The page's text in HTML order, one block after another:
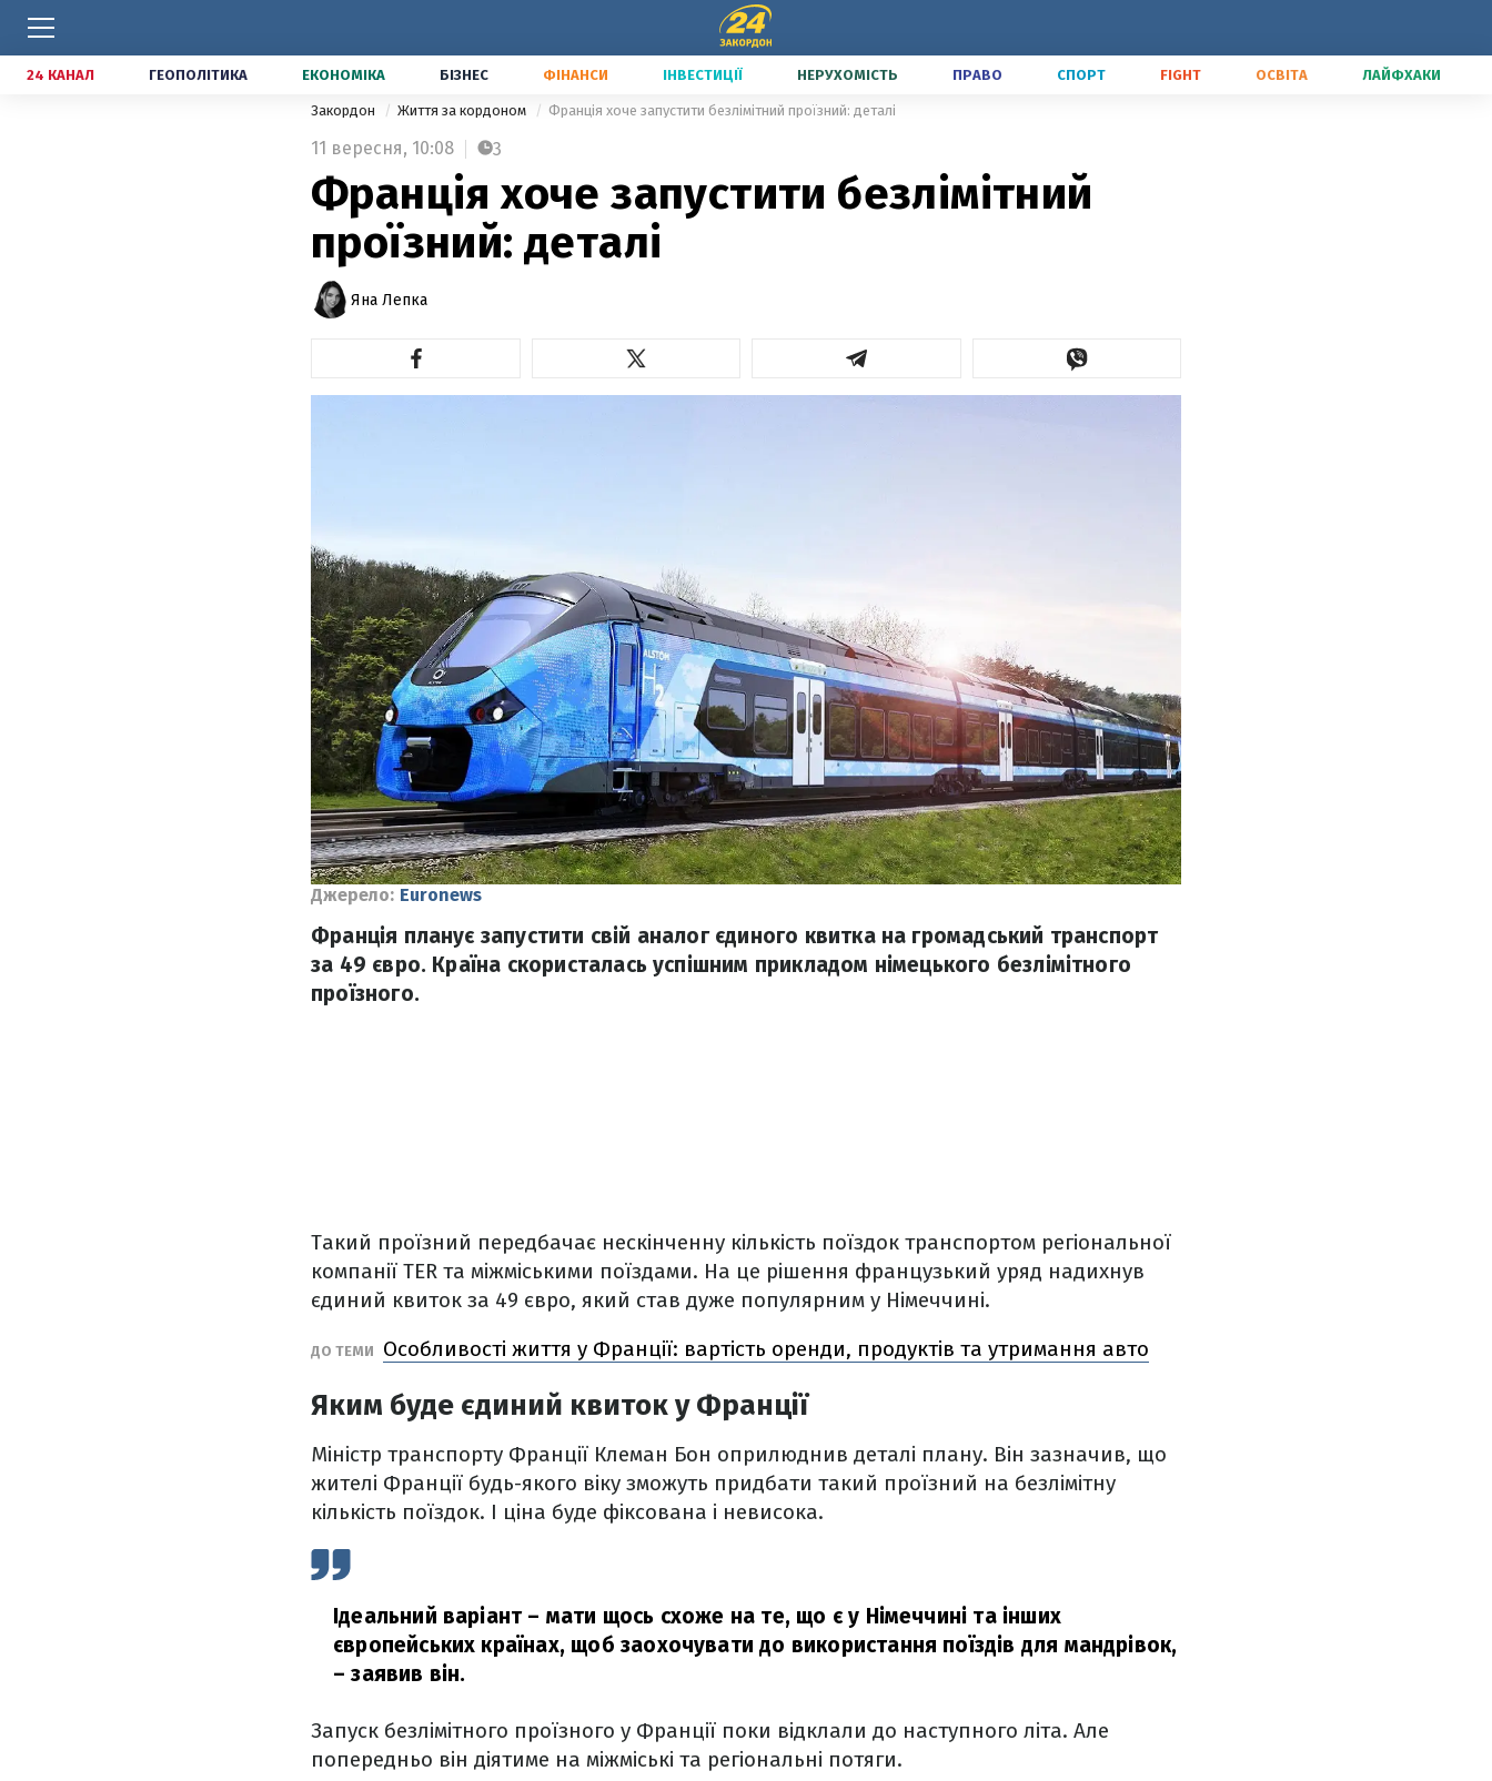
24 КАНАЛ ГЕОПОЛІТИКА ЕКОНОМІКА БІЗНЕС ФІНАНСИ ІНВЕСТИЦІЇ НЕРУХОМІСТЬ ПРАВО СПОРТ FIGHT ОСВІТА ЛАЙФХАКИ
Закордон Життя за кордоном Франція хоче запустити безлімітний проїзний: деталі
11 вересня, 10:08 3
Франція хоче запустити безлімітний
проїзний: деталі
Яна Лепка
Джерело: Euronews
Франція планує запустити свій аналог єдиного квитка на громадський транспорт
за 49 євро. Країна скористалась успішним прикладом німецького безлімітного
проїзного.
Такий проїзний передбачає нескінченну кількість поїздок транспортом регіональної
компанії TER та міжміськими поїздами. На це рішення французький уряд надихнув
єдиний квиток за 49 євро, який став дуже популярним у Німеччині.
ДО ТЕМИ Особливості життя у Франції: вартість оренди, продуктів та утримання авто
Яким буде єдиний квиток у Франції
Міністр транспорту Франції Клеман Бон оприлюднив деталі плану. Він зазначив, що
жителі Франції будь-якого віку зможуть придбати такий проїзний на безлімітну
кількість поїздок. І ціна буде фіксована і невисока.
Ідеальний варіант – мати щось схоже на те, що є у Німеччині та інших
європейських країнах, щоб заохочувати до використання поїздів для мандрівок,
– заявив він.
Запуск безлімітного проїзного у Франції поки відклали до наступного літа. Але
попередньо він діятиме на міжміські та регіональні потяги.